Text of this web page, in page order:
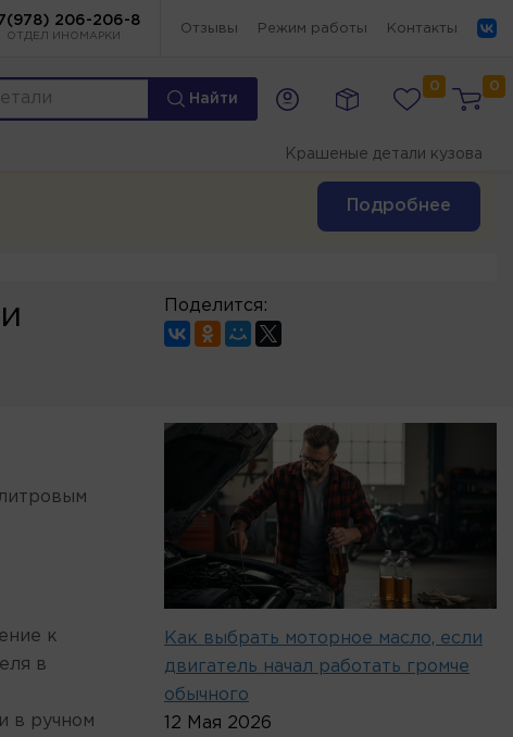
206-206-8
ОТДЕЛ ИНОМАРКИ
Отзывы Режим работы Контакты
Найти
0 0
Крашеные детали кузова
Подробнее
Поделится:
к
в
в ручном
Как выбрать моторное масло, если
двигатель начал работать громче
обычного
12 Мая 2026